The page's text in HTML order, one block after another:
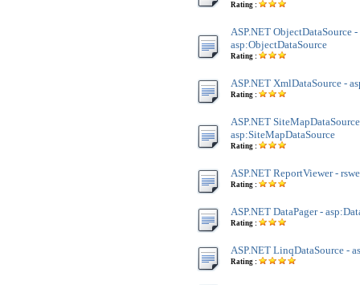
Rating :
ASP.NET ObjectDataSource -
asp:ObjectDataSource
Rating :
ASP.NET XmlDataSource -
Rating :
ASP.NET
asp:SiteMapDataSource
Rating :
ASP.NET ReportViewer -
Rating :
ASP.NET DataPager -
Rating :
ASP.NET LinqDataSource -
Rating :